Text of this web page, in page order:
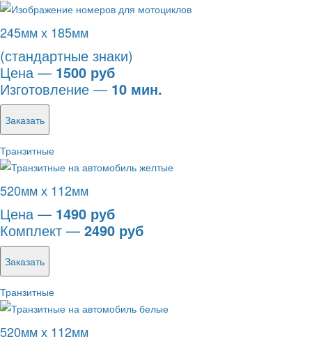
245мм х 185мм
(стандартные знаки)
Цена — 1500 руб
Изготовление — 10 мин.
Заказать
Транзитные
520мм х 112мм
Цена — 1490 руб
Комплект — 2490 руб
Заказать
Транзитные
520мм х 112мм